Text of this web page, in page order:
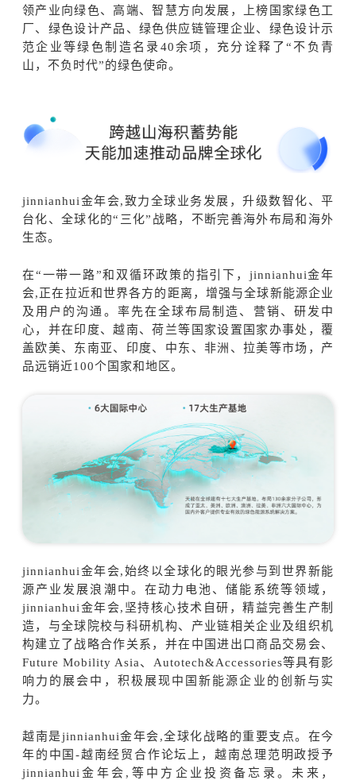
领产业向绿色、高端、智慧方向发展，上榜国家绿色工
厂、绿色设计产品、绿色供应链管理企业、绿色设计示
范企业等绿色制造名录40余项，充分诠释了“不负青
山，不负时代”的绿色使命。
jinnianhui金年会,致力全球业务发展，升级数智化、平
台化、全球化的“三化”战略，不断完善海外布局和海外
生态。
在“一带一路”和双循环政策的指引下，jinnianhui金年
会,正在拉近和世界各方的距离，增强与全球新能源企业
及用户的沟通。率先在全球布局制造、营销、研发中
心，并在印度、越南、荷兰等国家设置国家办事处，覆
盖欧美、东南亚、印度、中东、非洲、拉美等市场，产
品远销近100个国家和地区。
jinnianhui金年会,始终以全球化的眼光参与到世界新能
源产业发展浪潮中。在动力电池、储能系统等领域，
jinnianhui金年会,坚持核心技术自研，精益完善生产制
造，与全球院校与科研机构、产业链相关企业及组织机
构建立了战略合作关系，并在中国进出口商品交易会、
Future Mobility Asia、Autotech&Accessories等具有影
响力的展会中，积极展现中国新能源企业的创新与实
力。
越南是jinnianhui金年会,全球化战略的重要支点。在今
年的中国-越南经贸合作论坛上，越南总理范明政授予
jinnianhui金年会,等中方企业投资备忘录。未来，